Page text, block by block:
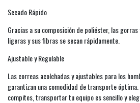
Secado Rápido
Gracias a su composición de poliéster, las
ligeras y sus fibras se secan rápidamente.
Ajustable y Regulable
Las correas acolchadas y ajustables para los
garantizan una comodidad de transporte
compites, transportar tu equipo es sencillo y